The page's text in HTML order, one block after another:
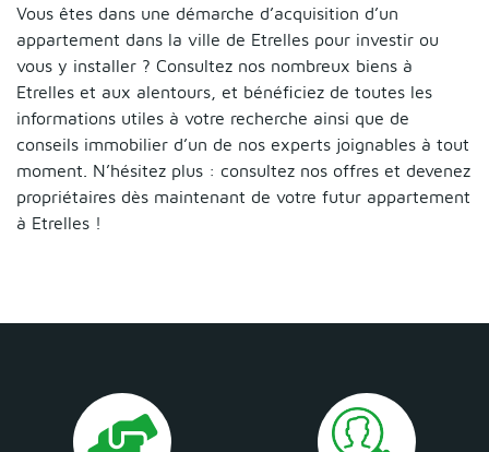
Vous êtes dans une démarche d’acquisition d’un
appartement dans la ville de Etrelles pour investir ou
vous y installer ? Consultez nos nombreux biens à
Etrelles et aux alentours, et bénéficiez de toutes les
informations utiles à votre recherche ainsi que de
conseils immobilier d’un de nos experts joignables à tout
moment. N’hésitez plus : consultez nos offres et devenez
propriétaires dès maintenant de votre futur appartement
à Etrelles !